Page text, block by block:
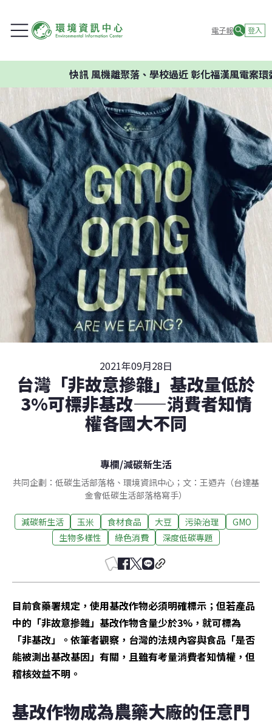
電子報 登入
風機離聚落、學校過近 彰化福漢風電案環委建議
2021年09月28日
台灣「非故意摻雜」基改量低於
3%可標非基改——消費者知情
權各國大不同
專欄/減碳新生活
共同企劃：低碳生活部落格、環境資訊中心；文：王迺卉（台達基
金會低碳生活部落格寫手）
減碳新生活 玉米 食材食品 大豆 污染治理
GMO
生物多樣性
綠色消費 深度低碳專題
目前食藥署規定，使用基改作物必須明確標示；但若產品
中的「非故意摻雜」基改作物含量少於3%，就可標為
「非基改」。依筆者觀察，台灣的法規內容與食品「是否
能被測出基改基因」有關，且雖有考量消費者知情權，但
稽核效益不明。
基改作物成為農藥大廠的任意門